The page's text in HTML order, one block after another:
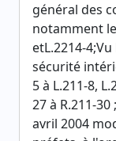
général des
notamment
etL.2214-
sécurité
5 à L.211-8,
27 à R.211-
avril 2004